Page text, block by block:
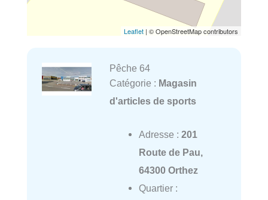
Leaflet | © OpenStreetMap contributors
Pêche 64
Catégorie : Magasin
d'articles de sports
Adresse : 201
Route de Pau,
64300 Orthez
Quartier :